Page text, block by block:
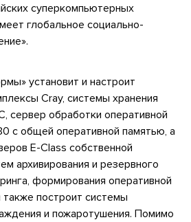
суперкомпьютерных
глобальное социально-
установит и настроит
Cray, системы хранения
сервер обработки оперативной
c общей оперативной памятью, а
E-Class собственной
архивирования и резервного
формирования оперативной
построит системы
и пожаротушения. Помимо